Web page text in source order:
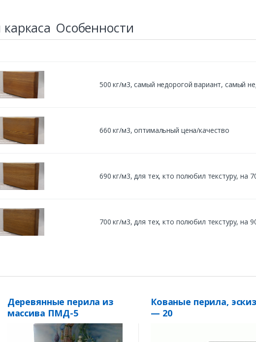
Особенности
500 кг/м3, cамый недорогой вариант, самый
660 кг/м3, оптимальный цена/качество
690 кг/м3, для тех, кто полюбил текстуру, на
700 кг/м3, для тех, кто полюбил текстуру, на
Деревянные перила из
массива ПМД-5
Кованые перила, эскиз
— 20